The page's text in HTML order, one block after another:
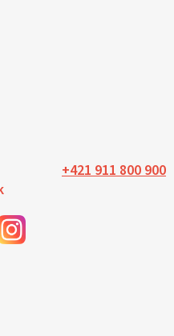
+421 911 800 900